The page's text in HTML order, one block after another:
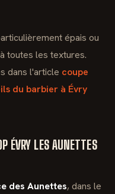
épais ou
toutes les textures.
dans l'article coupe
du barbier à Évry
ÉVRY LES AUNETTES
des Aunettes, dans le